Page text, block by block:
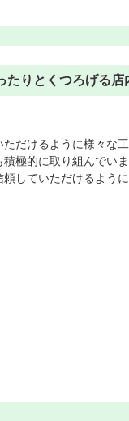
たりとくつろげる店
だけるように様々な
極的に取り組んでい
していただけるよう